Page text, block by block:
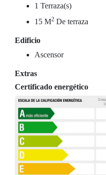
1 Terraza(s)
15 M2 De terraza
Edificio
Ascensor
Extras
Certificado energético